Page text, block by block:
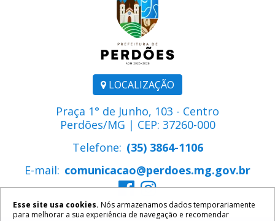
LOCALIZAÇÃO
Praça 1° de Junho, 103 - Centro
Perdões/MG | CEP: 37260-000
Telefone: (35) 3864-1106
E-mail: comunicacao@perdoes.mg.gov.br
Esse site usa cookies. Nós armazenamos dados temporariamente
para melhorar a sua experiência de navegação e recomendar